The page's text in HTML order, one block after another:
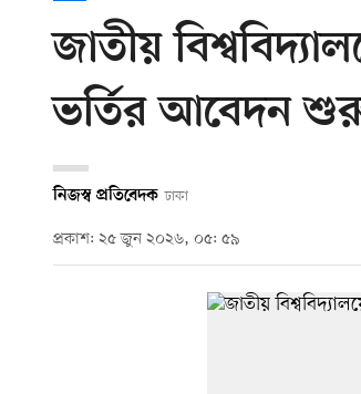
জাতীয়
ভর্তির আবেদন
নিজস্ব প্রতিবেদক ঢাকা
প্রকাশ: ২৫ জুন ২০২৬, ০৫: ৫৯